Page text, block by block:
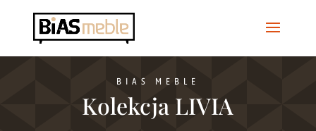
BIAS MEBLE
Kolekcja LIVIA